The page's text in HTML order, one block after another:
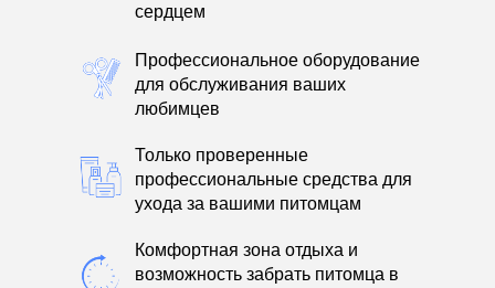
сердцем
Профессиональное оборудование
для обслуживания ваших
любимцев
Только проверенные
профессиональные средства для
ухода за вашими питомцам
Комфортная зона отдыха и
возможность забрать питомца в